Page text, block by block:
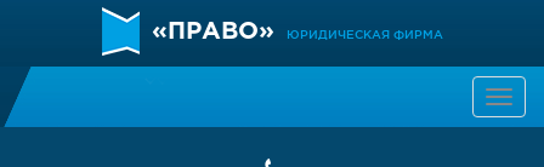
«ПРАВО» ЮРИДИЧЕСКАЯ ФИРМА